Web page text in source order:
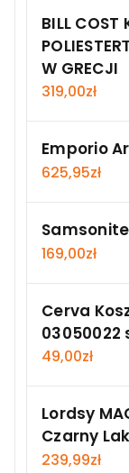
BILL COST
W GRECJI
319,00zł
Emporio
625,95zł
169,00zł
Cerva
03050022
49,00zł
Lordsy
Czarny
239,99zł